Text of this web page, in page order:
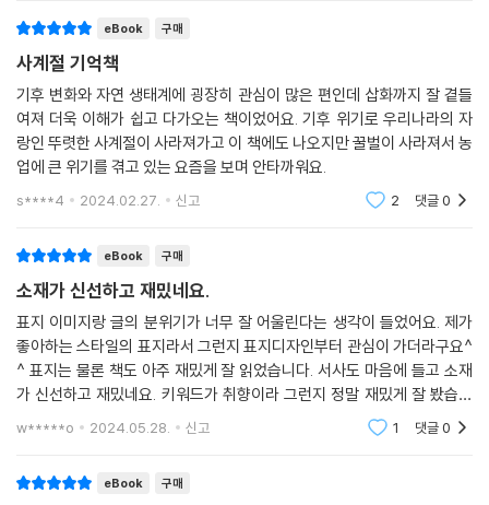
나 엉겅퀴는 동물의 몸에 무임승차해서 씨앗을 멀리 퍼트리기도 한다.
---「널리 퍼트리고 꽃피우기 위한 씨앗의 전략_ 이질풀」중에서
자연은 배움의 보고 그 자체다. 어디를 들여다봐도 넘치는 생명과 진화의
신비를 엿볼 수 있고, 세상살이의 깨달음을 얻을 수도 있다. 저자는 도시에
사는 우리가 미처 몰랐던 자연의 지혜를 흥미로운 이야기와 생동감 넘치는
그림으로 전한다. 길에서 밟히면서도 널리 씨앗을 퍼트릴 수 있게 진화한
질경이부터 칼바람을 피할 수 있게 작은 방석처럼 잎을 펼치고 겨울을 나
는 여러해살이풀들, ‘소리 없이 땅을 일구는 농부’라 불리는 지렁이, 온갖
재료로 자기만의 효율적인 둥지를 짓고 사는 세상 제일가는 건축가 새까
지, 다양한 생물종이 품은 다채로운 이야기를 만나볼 수 있다. 저마다의 방
아갈 길도 고민해볼 수 있을 것이다.
“우리에게는 지구를 다른 생명과 나누어야 할 의무가 있다.”
기후위기의 희망이 될 생명 연대에 관하여
지금껏 인류는 무분별한 개발로 환경 파괴를 비롯한 수많은 문제를 야기해
왔다. 간척 사업은 갯벌 생태계의 죽음을 불러왔고 서식지에 들어선 도로
전으로 소똥구리는 우리 땅에서 자취를 감춘 지 오래다. 과거의 성찰에서
eBook 구매
사계절 기억책
기후 변화와 자연 생태계에 굉장히 관심이 많은 편인데 삽화까지 잘 곁들
여져 더욱 이해가 쉽고 다가오는 책이었어요. 기후 위기로 우리나라의 자
랑인 뚜렷한 사계절이 사라져가고 이 책에도 나오지만 꿀벌이 사라져서 농
업에 큰 위기를 겪고 있는 요즘을 보며 안타까워요.
s****4 2024.02.27. 신고 2 댓글0
eBook 구매
소재가 신선하고 재밌네요.
표지 이미지랑 글의 분위기가 너무 잘 어울린다는 생각이 들었어요. 제가
좋아하는 스타일의 표지라서 그런지 표지디자인부터 관심이 가더라구요^
^ 표지는 물론 책도 아주 재밌게 잘 읽었습니다. 서사도 마음에 들고 소재
가 신선하고 재밌네요. 키워드가 취향이라 그런지 정말 재밌게 잘 봤습니
다! 작가님의 다른작품도 읽어보고 싶네요ㅎㅎ 잘 읽었습니다^^
w*****o 2024.05.28. 신고 1 댓글0
eBook 구매